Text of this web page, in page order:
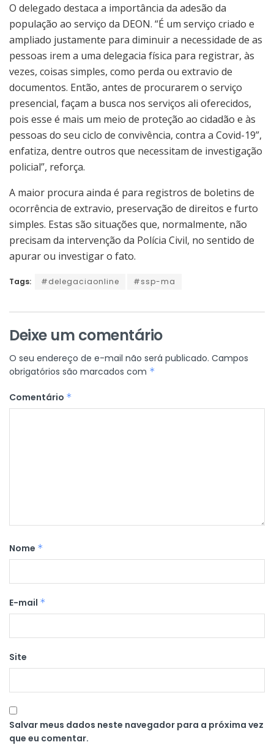
O delegado destaca a importância da adesão da
população ao serviço da DEON. “É um serviço criado e
ampliado justamente para diminuir a necessidade de as
pessoas irem a uma delegacia física para registrar, às
vezes, coisas simples, como perda ou extravio de
documentos. Então, antes de procurarem o serviço
presencial, façam a busca nos serviços ali oferecidos,
pois esse é mais um meio de proteção ao cidadão e às
pessoas do seu ciclo de convivência, contra a Covid-19”,
enfatiza, dentre outros que necessitam de investigação
policial”, reforça.
A maior procura ainda é para registros de boletins de
ocorrência de extravio, preservação de direitos e furto
simples. Estas são situações que, normalmente, não
precisam da intervenção da Polícia Civil, no sentido de
apurar ou investigar o fato.
Tags: #delegaciaonline #ssp-ma
Deixe um comentário
O seu endereço de e-mail não será publicado. Campos
obrigatórios são marcados com *
Comentário *
Nome *
E-mail *
Site
Salvar meus dados neste navegador para a próxima vez
que eu comentar.